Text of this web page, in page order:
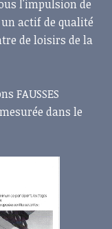
l'impulsion de
actif de qualité
de loisirs de la
FAUSSES
dans le